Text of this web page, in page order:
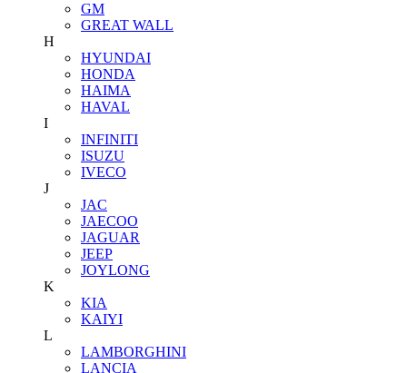
GM
GREAT WALL
H
HYUNDAI
HONDA
HAIMA
HAVAL
I
INFINITI
ISUZU
IVECO
J
JAC
JAECOO
JAGUAR
JEEP
JOYLONG
K
KIA
KAIYI
L
LAMBORGHINI
LANCIA